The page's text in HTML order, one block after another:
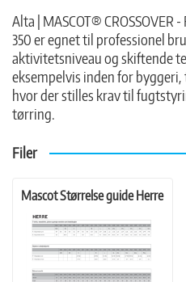
Alta | MASCOT®
350 er egnet til professionel
aktivitetsniveau og skiftende
eksempelvis inden for
hvor der stilles krav til
tørring.
Filer
Mascot Størrelse guide Herre